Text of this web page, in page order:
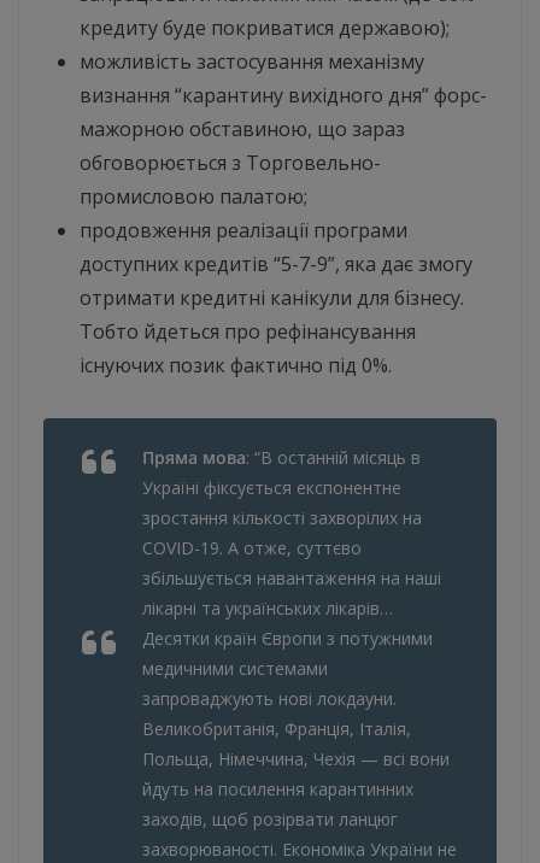
кредиту буде покриватися державою);
можливість застосування механізму
визнання “карантину вихідного дня” форс-
мажорною обставиною, що зараз
обговорюється з Торговельно-
промисловою палатою;
продовження реалізації програми
доступних кредитів “5-7-9”, яка дає змогу
отримати кредитні канікули для бізнесу.
Тобто йдеться про рефінансування
існуючих позик фактично під 0%.
Пряма мова: “В останній місяць в
Україні фіксується експонентне
зростання кількості захворілих на
COVID-19. А отже, суттєво
збільшується навантаження на наші
лікарні та українських лікарів…
Десятки країн Європи з потужними
медичними системами
запроваджують нові локдауни.
Великобританія, Франція, Італія,
Польща, Німеччина, Чехія — всі вони
йдуть на посилення карантинних
заходів, щоб розірвати ланцюг
захворюваності. Економіка України не